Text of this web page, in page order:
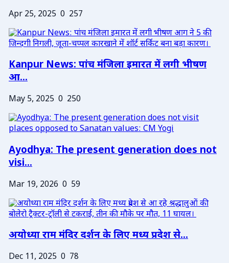
Apr 25, 2025 0 257
Kanpur News: पांच मंजिला इमारत में लगी भीषण
आ...
May 5, 2025 0 250
Ayodhya: The present generation does not
visi...
Mar 19, 2026 0 59
अयोध्या राम मंदिर दर्शन के लिए मध्य प्रदेश से...
Dec 11, 2025 0 78